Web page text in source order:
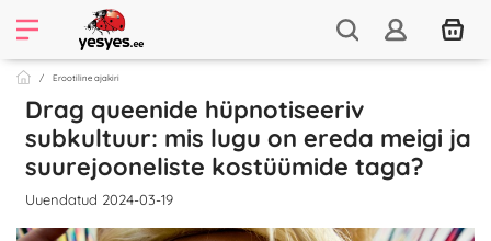
Erootiline ajakiri
Drag queenide hüpnotiseeriv
subkultuur: mis lugu on ereda meigi ja
suurejooneliste kostüümide taga?
Uuendatud 2024-03-19